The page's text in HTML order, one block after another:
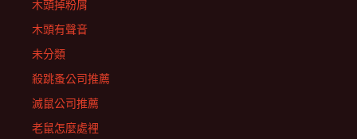
木頭掉粉屑
木頭有聲音
未分類
殺跳蚤公司推薦
滅鼠公司推薦
老鼠怎麼處裡